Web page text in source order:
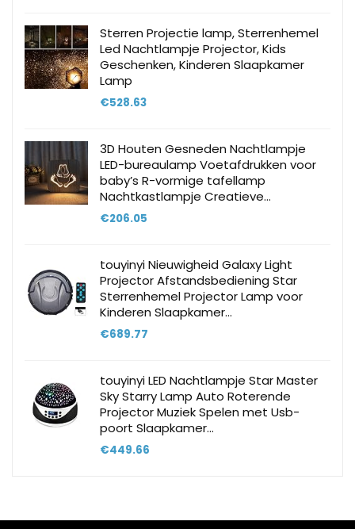
Sterren Projectie lamp, Sterrenhemel
Led Nachtlampje Projector, Kids
Geschenken, Kinderen Slaapkamer
Lamp
€528.63
3D Houten Gesneden Nachtlampje
LED-bureaulamp Voetafdrukken voor
baby’s R-vormige tafellamp
Nachtkastlampje Creatieve…
€206.05
touyinyi Nieuwigheid Galaxy Light
Projector Afstandsbediening Star
Sterrenhemel Projector Lamp voor
Kinderen Slaapkamer…
€689.77
touyinyi LED Nachtlampje Star Master
Sky Starry Lamp Auto Roterende
Projector Muziek Spelen met Usb-
poort Slaapkamer…
€449.66